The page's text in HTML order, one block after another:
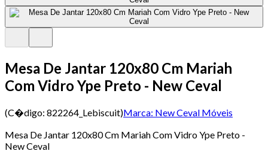
Mesa De Jantar 120x80 Cm Mariah
Com Vidro Ype Preto - New Ceval
(C�digo: 822264_Lebiscuit)Marca: New Ceval Móveis
Mesa De Jantar 120x80 Cm Mariah Com Vidro Ype Preto -
New Ceval